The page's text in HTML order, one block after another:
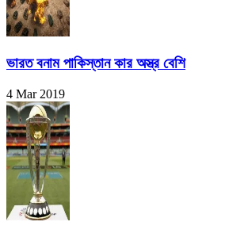
ভারত বনাম পাকিস্তান কার অস্ত্র বেশি
4 Mar 2019